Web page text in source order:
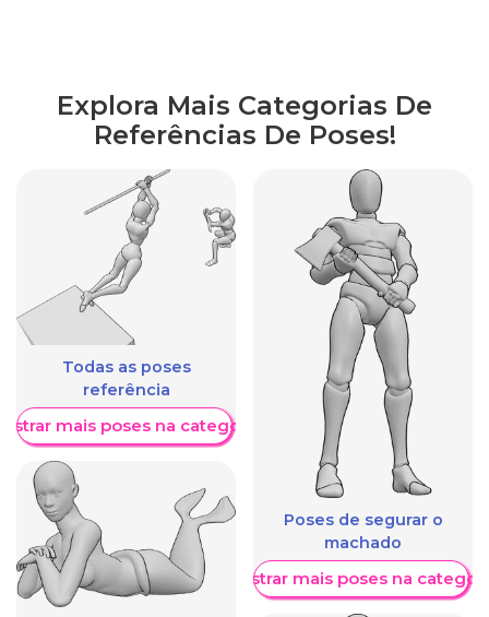
Explora Mais Categorias De
Referências De Poses!
Todas as poses
referência
mais poses na categoria
Poses de segurar o
machado
Mostrar mais poses na